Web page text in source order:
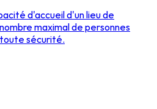
d'accueil d'un lieu de
maximal de personnes
sécurité.